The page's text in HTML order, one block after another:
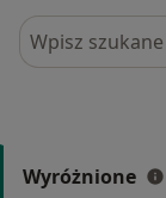
Szukaj w
Wyróżnione